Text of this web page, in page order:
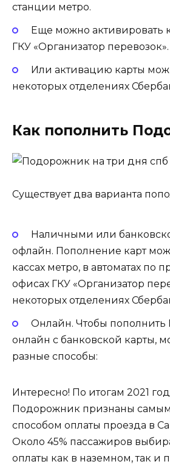
станции метро.
Еще можно активировать
ГКУ «Организатор перевозок».
Или активацию карты
некоторых отделениях
Как пополнить
Существует два варианта
Наличными или
офлайн. Пополнение карт
кассах метро, в автоматах по
офисах ГКУ «Организатор
некоторых отделениях
Онлайн. Чтобы
онлайн с банковской карты,
разные способы:
Интересно! По итогам 2021
Подорожник признаны
способом оплаты проезда в
Около 45% пассажиров
оплаты как в наземном, так и